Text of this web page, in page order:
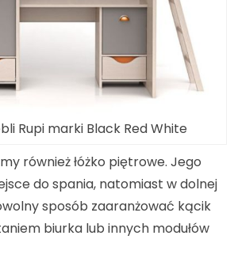
Rupi marki Black Red White
również łóżko piętrowe. Jego
do spania, natomiast w dolnej
sposób zaaranżować kącik
biurka lub innych modułów